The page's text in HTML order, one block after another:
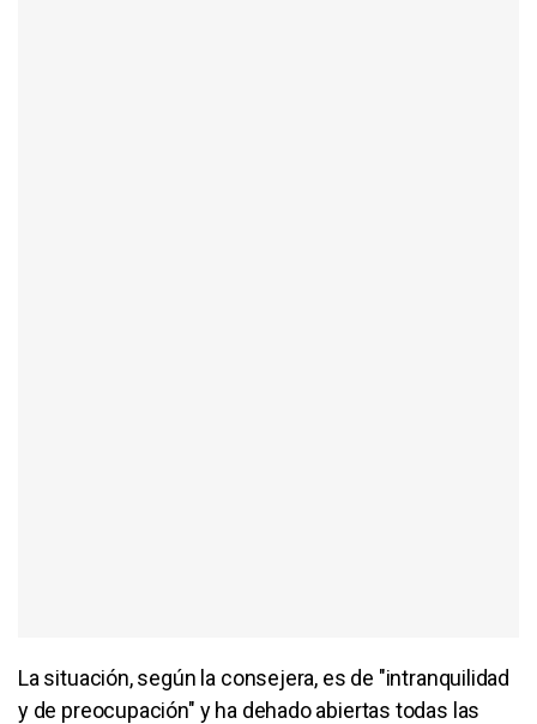
La situación, según la consejera, es de "intranquilidad
y de preocupación" y ha dehado abiertas todas las